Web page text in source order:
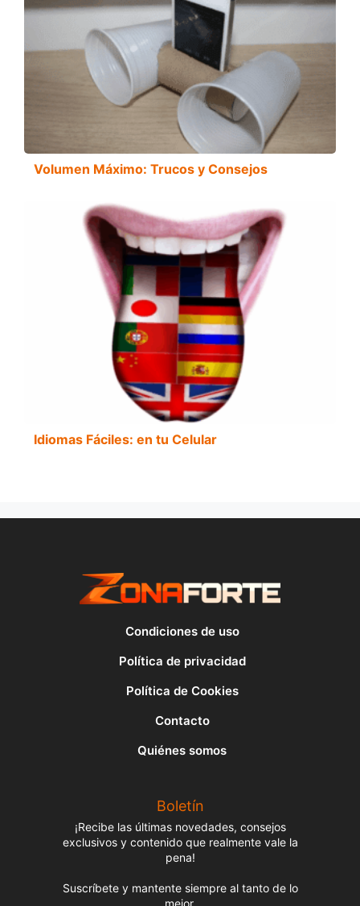
Volumen Máximo: Trucos y Consejos
Idiomas Fáciles: en tu Celular
Condiciones de uso
Política de privacidad
Política de Cookies
Contacto
Quiénes somos
Boletín
¡Recibe las últimas novedades, consejos
exclusivos y contenido que realmente vale la
pena!
Suscríbete y mantente siempre al tanto de lo